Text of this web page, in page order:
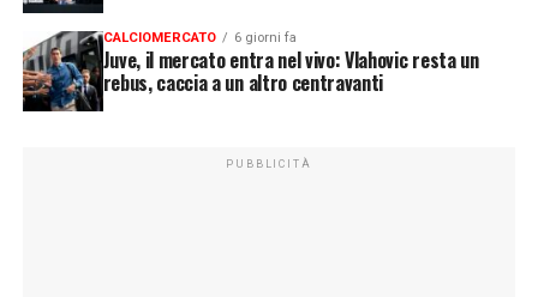
CALCIOMERCATO 6 giorni fa
Juve, il mercato entra nel vivo: Vlahovic resta un
rebus, caccia a un altro centravanti
PUBBLICITÀ